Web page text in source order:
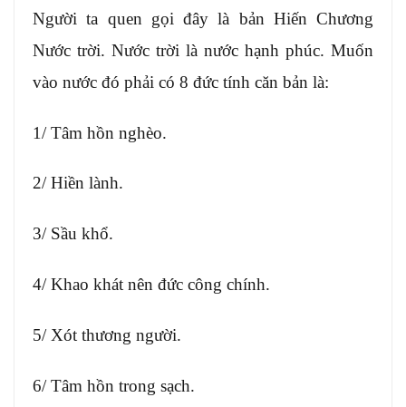
Người ta quen gọi đây là bản Hiến Chương
Nước trời. Nước trời là nước hạnh phúc. Muốn
vào nước đó phải có 8 đức tính căn bản là:
1/ Tâm hồn nghèo.
2/ Hiền lành.
3/ Sầu khổ.
4/ Khao khát nên đức công chính.
5/ Xót thương người.
6/ Tâm hồn trong sạch.